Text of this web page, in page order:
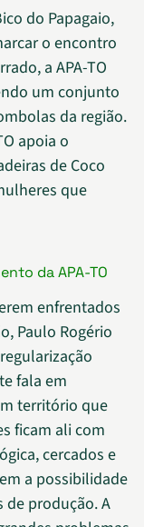
do Papagaio,
o encontro
a APA-TO
um conjunto
da região.
apoia o
de Coco
que
da APA-TO
enfrentados
Paulo Rogério
fala em
território que
ficam ali com
cercados e
a possibilidade
de produção. A